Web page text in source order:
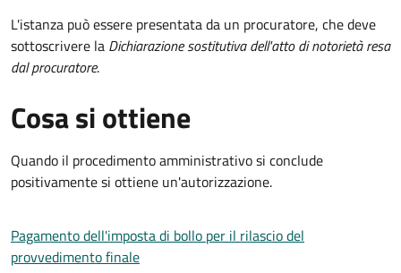
L'istanza può essere presentata da un procuratore, che deve
sottoscrivere la Dichiarazione sostitutiva dell'atto di notorietà resa
dal procuratore.
Cosa si ottiene
Quando il procedimento amministrativo si conclude
positivamente si ottiene un'autorizzazione.
Pagamento dell'imposta di bollo per il rilascio del
provvedimento finale